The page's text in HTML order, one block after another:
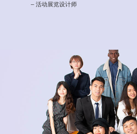
– 活动展览设计师